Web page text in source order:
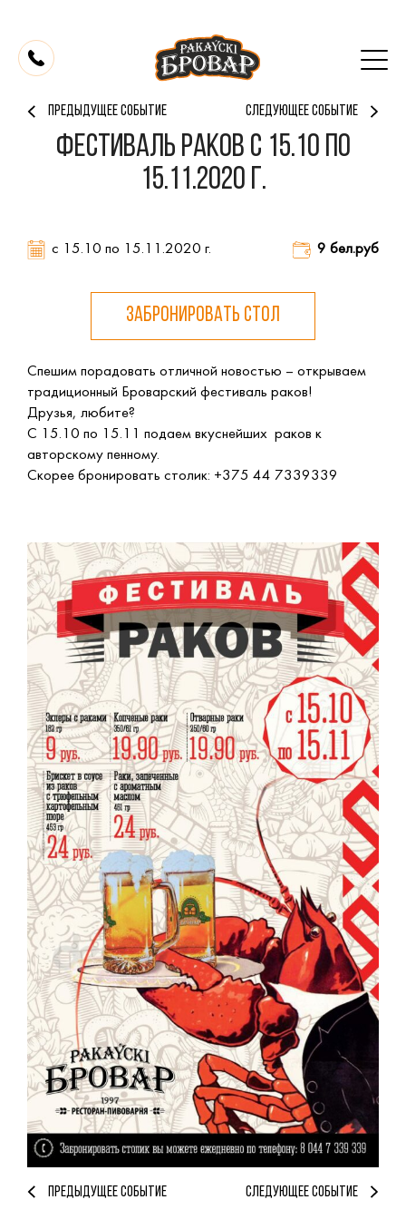
ПРЕДЫДУЩЕЕ СОБЫТИЕ СЛЕДУЮЩЕЕ СОБЫТИЕ
ФЕСТИВАЛЬ РАКОВ с 15.10 по
15.11.2020 г.
с 15.10 по 15.11.2020 г. 9 бел.руб
ЗАБРОНИРОВАТЬ СТОЛ
Спешим порадовать отличной новостью – открываем
традиционный Броварский фестиваль раков!
Друзья, любите?
С 15.10 по 15.11 подаем вкуснейших раков к
авторскому пенному.
Скорее бронировать столик: +375 44 7339339
ПРЕДЫДУЩЕЕ СОБЫТИЕ СЛЕДУЮЩЕЕ СОБЫТИЕ